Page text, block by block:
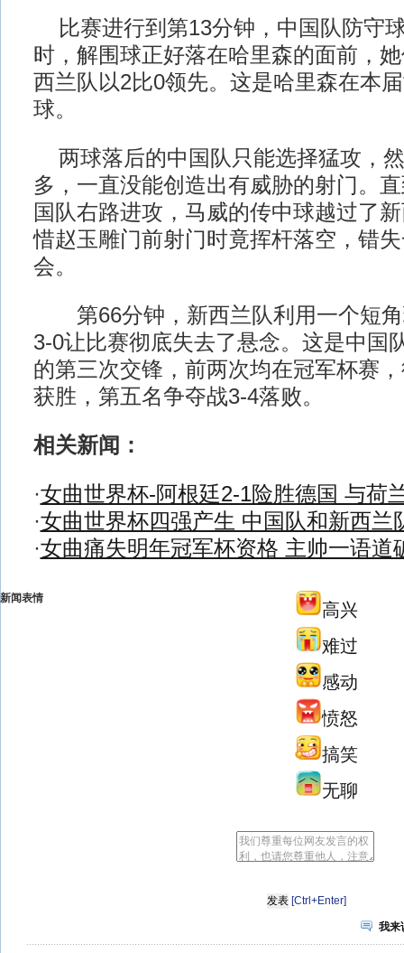
比赛进行到第13分钟，中国队防守
时，解围球正好落在哈里森的面前，
西兰队以2比0领先。这是哈里森在本
球。
两球落后的中国队只能选择猛攻，
多，一直没能创造出有威胁的射门。
国队右路进攻，马威的传中球越过了
惜赵玉雕门前射门时竟挥杆落空，错
会。
第66分钟，新西兰队利用一个短角
3-0让比赛彻底失去了悬念。这是中国
的第三次交锋，前两次均在冠军杯赛
获胜，第五名争夺战3-4落败。
相关新闻：
·女曲世界杯-阿根廷2-1险胜德国 与荷
·女曲世界杯四强产生 中国队和新西兰
·女曲痛失明年冠军杯资格 主帅一语道
新闻表情
高兴
难过
感动
愤怒
搞笑
无聊
[Ctrl+Enter]
我来